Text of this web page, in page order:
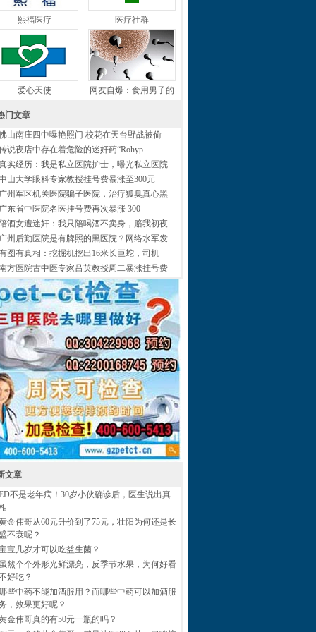
熙福医疗 医疗社群
爱心天使 网友自爆：食用男子的
门文章
山南庄四中曝艳照门 校花在天台野战被偷
说夜店中存在着危险的迷奸药“Rohyp
实经历：我是私立医院护士，曝光私立医院
山大学眼科专家教授挂号费暴涨至300元
州军区机关医院骗子医院，治疗狐臭真心黑
东省中医院名医挂号费再次暴涨 300
酒女遭迷奸：我只陪喝酒不卖身，赔我初夜
州后勤医院是有牌照的黑医院？网络水军发
图有真相：挖掘机挖出16米长巨蛇，司机
方医院古中医专家吕英教授周二暴涨挂号费
文章
不是老年病！30岁小伙确诊后，医生说出真
金伟哥从60元升价到了75元，壮阳为何还是长
不衰呢？
宝几岁才可以吃益生菌？
然个个外形光鲜漂亮，反季节水果，为何好看
好吃？
些中药不能加酒服用？而哪些中药可以加酒服
，效果更好呢？
金伟哥真的有50元一瓶的吗？